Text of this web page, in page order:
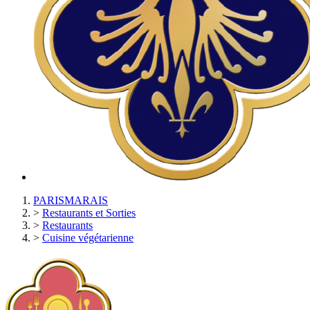
PARISMARAIS
> Restaurants et Sorties
> Restaurants
> Cuisine végétarienne